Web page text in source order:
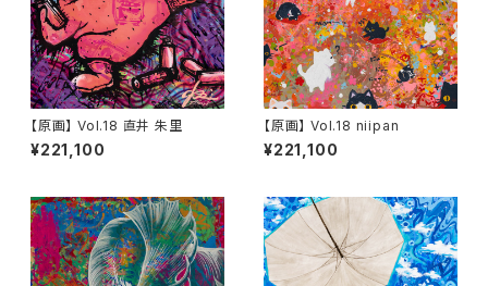
【原画】 Vol.18 直井 朱里
¥221,100
【原画】 Vol.18 niipan
¥221,100